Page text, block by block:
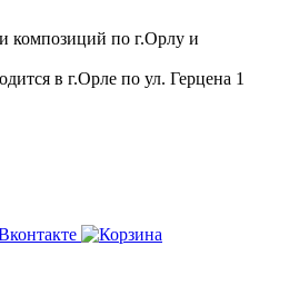
и композиций по г.Орлу и
в г.Орле по ул. Герцена 1